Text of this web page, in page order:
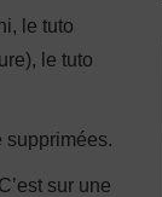
le tuto
le tuto
supprimées.
sur une